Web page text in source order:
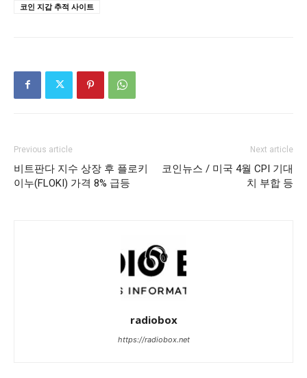
코인 지갑 추적 사이트
Previous article
비트판다 지수 상장 후 플로키
이누(FLOKI) 가격 8% 급등
Next article
코인뉴스 / 미국 4월 CPI 기대
치 부합 등
radiobox
https://radiobox.net